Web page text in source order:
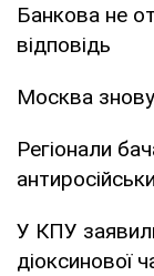
Банкова не
відповідь
Москва
Регіонали
У КПУ
діоксинової